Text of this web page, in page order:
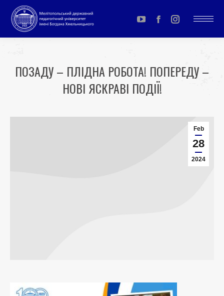
YouTube
page
in
new
Facebook
page
in
new
Instagram
page
in
ПОЗАДУ – ПЛІДНА РОБОТА! ПОПЕРЕДУ –
НОВІ ЯСКРАВІ ПОДІЇ!
Feb
28
2024